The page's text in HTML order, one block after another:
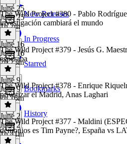
New Releases
In Progress
Starred
Bookmarks
History
June 25
June 25
1h 2m
The Wild Project #380 - Pablo
investigación cambiará el mundo
June 16
June 16
2h 23m
The Wild Project #379 - Jesús G.
esperaba
June 9
June 9
2h 16m
The Wild Project #378 - Enrique
privatizar el Madrid, Anas Laghari
June 2
June 2
1h 41m
The Wild Project #377 - Maldini
demonios es Tim Payne?, España vs